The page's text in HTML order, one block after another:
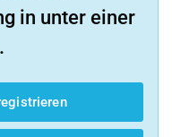
in unter einer